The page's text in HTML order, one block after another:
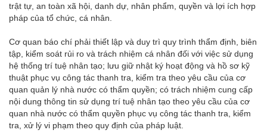
trật tự, an toàn xã hội, danh dự, nhân phẩm, quyền và lợi ích hợp
pháp của tổ chức, cá nhân.
Cơ quan báo chí phải thiết lập và duy trì quy trình thẩm định, biên
tập, kiểm soát rủi ro và trách nhiệm cá nhân đối với việc sử dụng
hệ thống trí tuệ nhân tạo; lưu giữ nhật ký hoạt động và hồ sơ kỹ
thuật phục vụ công tác thanh tra, kiểm tra theo yêu cầu của cơ
quan quản lý nhà nước có thẩm quyền; có trách nhiệm cung cấp
nội dung thông tin sử dụng trí tuệ nhân tạo theo yêu cầu của cơ
quan nhà nước có thẩm quyền phục vụ công tác thanh tra, kiểm
tra, xử lý vi phạm theo quy định của pháp luật.